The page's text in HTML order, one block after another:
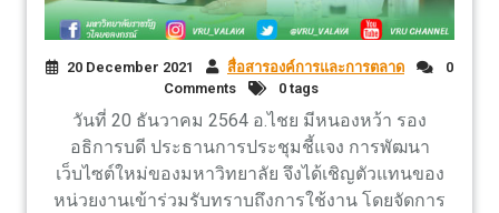
20 December 2021 สื่อสารองค์การและการตลาด
0
Comments
0 tags
วันที่ 20 ธันวาคม 2564 อ.ไชย มีหนองหว้า รอง
อธิการบดี ประธานการประชุมชี้แจง การพัฒนา
เว็บไซต์ใหม่ของมหาวิทยาลัย จึงได้เชิญตัวแทนของ
หน่วยงานเข้าร่วมรับทราบถึงการใช้งาน โดยจัดการ